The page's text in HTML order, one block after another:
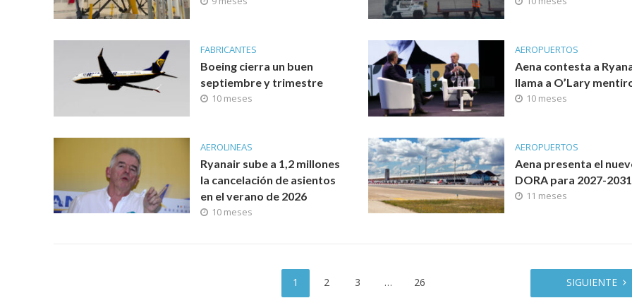
FABRICANTES
Boeing cierra un buen
septiembre y trimestre
10 meses
AEROPUERTOS
Aena contesta a
llama a O’Lary
10 meses
AEROLINEAS
Ryanair sube a 1,2 millones
la cancelación de asientos
en el verano de 2026
10 meses
AEROPUERTOS
Aena presenta el
DORA para 2027-2031
11 meses
1 2 3 … 26 SIGUIENTE